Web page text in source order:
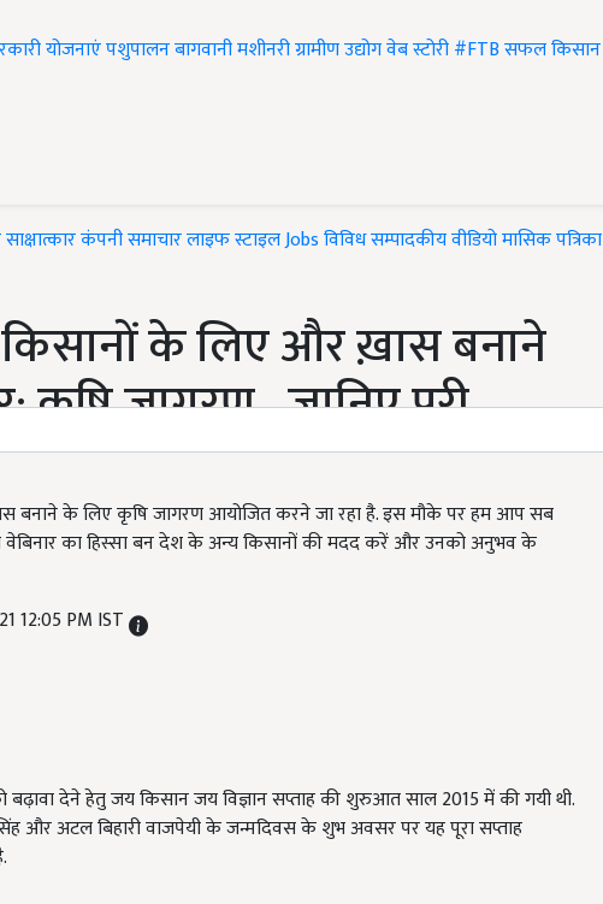
योजनाएंपशुपालनबागवानीमशीनरीग्रामीण उद्योगवेब स्टोरी#FTBसफल किसान
साक्षात्कारकंपनी समाचारलाइफ स्टाइलJobsविविधसम्पादकीयवीडियोमासिक पत्रिका
के लिए और ख़ास बनाने
कृषि जागरण , जानिए पूरी
बनाने के लिए कृषि जागरण आयोजित करने जा रहा है. इस मौके पर हम आप सब
का हिस्सा बन देश के अन्य किसानों की मदद करें और उनको अनुभव के
12:05 PM IST
देने हेतु जय किसान जय विज्ञान सप्ताह की शुरुआत साल 2015 में की गयी थी.
सिंह और अटल बिहारी वाजपेयी के जन्मदिवस के शुभ अवसर पर यह पूरा सप्ताह